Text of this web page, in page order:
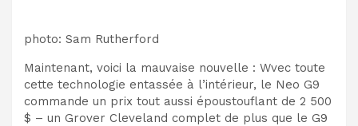
photo: Sam Rutherford
Maintenant, voici la mauvaise nouvelle : Wvec toute
cette technologie entassée à l’intérieur, le Neo G9
commande un prix tout aussi époustouflant de 2 500
$ – un Grover Cleveland complet de plus que le G9